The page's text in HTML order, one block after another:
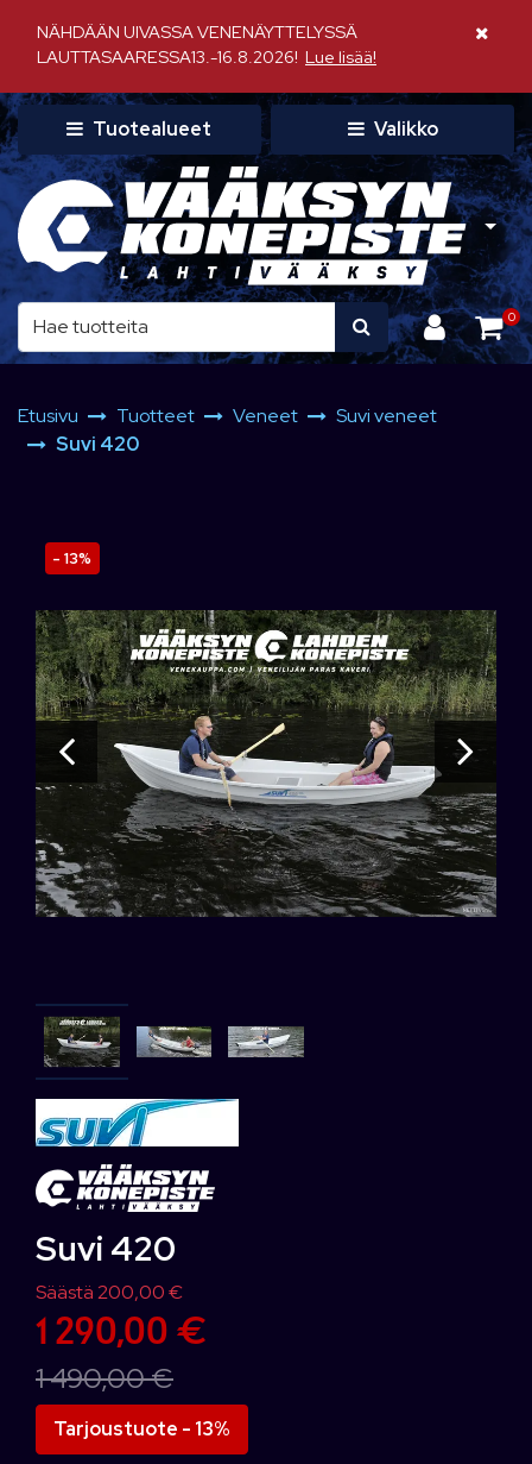
NÄHDÄÄN UIVASSA VENENÄYTTELYSSÄ
LAUTTASAARESSA13.-16.8.2026! Lue lisää!
Sulje
Tuotealueet Valikko
0
Etusivu Tuotteet Veneet
Suvi veneet
Suvi 420
- 13%
Suvi 420
Säästä 200,00 €
1 290,00 €
1 490,00 €
Tarjoustuote - 13%